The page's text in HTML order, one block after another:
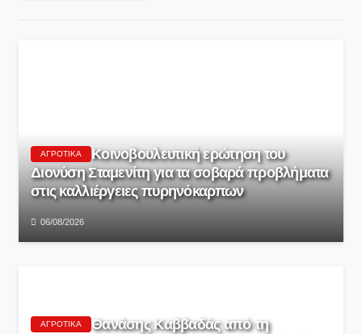
ΑΓΡΟΤΙΚΆ
Κοινοβουλευτική ερώτηση του
Διονύση Σταμενίτη για τα σοβαρά προβλήματα
στις καλλιέργειες πυρηνόκαρπων
06/08/2026
ΑΓΡΟΤΙΚΆ
Θανάσης Καββαδάς από τη